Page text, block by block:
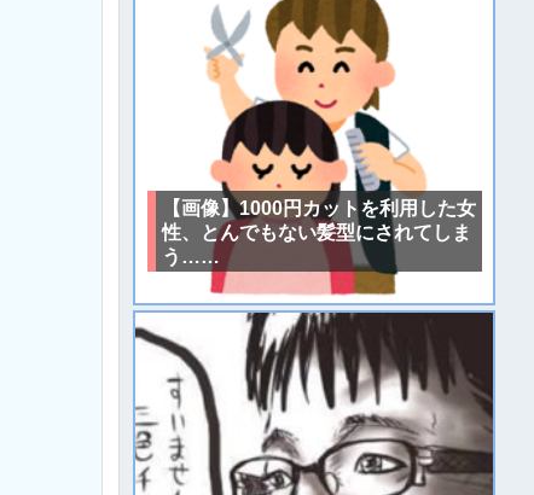
【画像】1000円カットを利用した女
性、とんでもない髪型にされてしま
う……